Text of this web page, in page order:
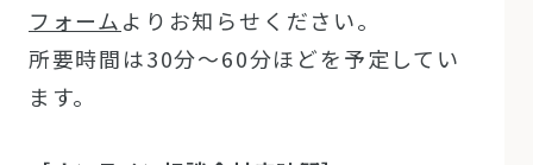
フォーム よりお知らせください。
所要時間は30分〜60分ほどを予定してい
ます。